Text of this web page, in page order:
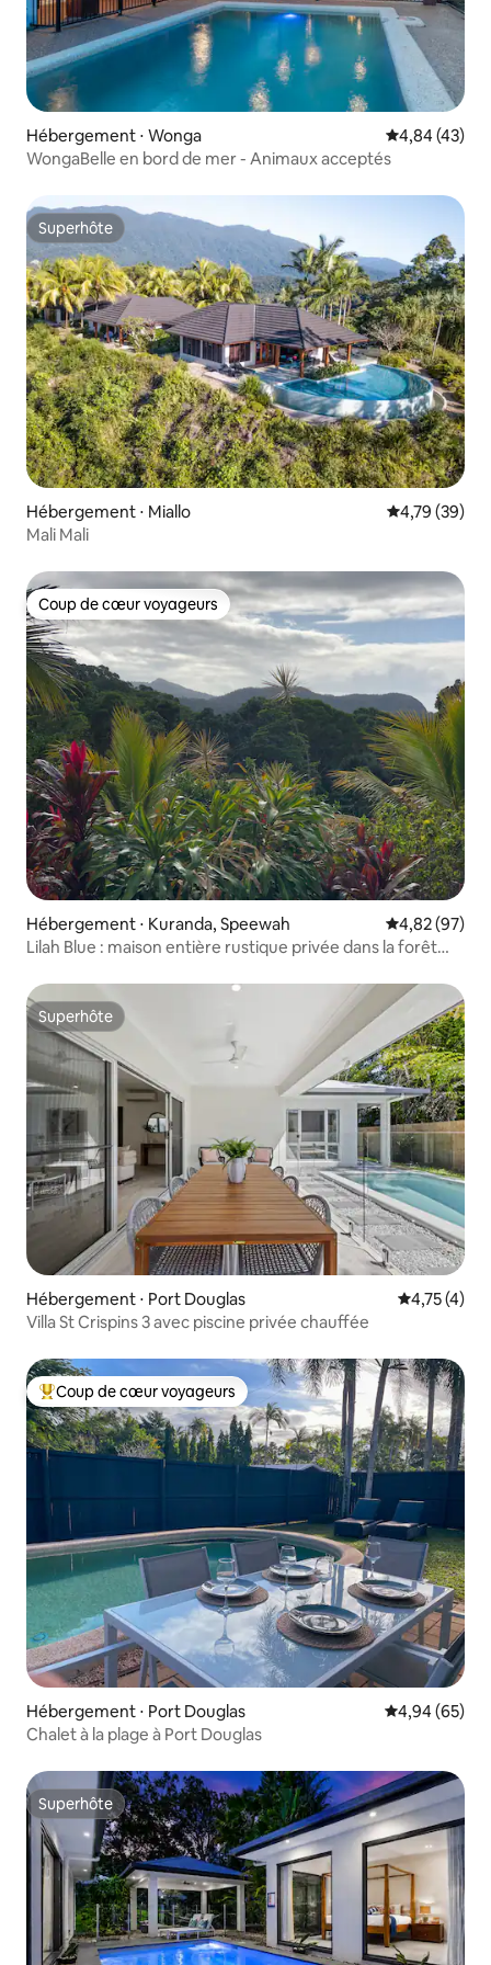
Hébergement ⋅ Wonga Évaluation
4,84 (43)
WongaBelle en bord de mer - Animaux acceptés
Superhôte
Superhôte
Hébergement ⋅ Miallo Évaluation
4,79 (39)
Mali Mali
Coup de cœur voyageurs
Coup de cœur voyageurs
Hébergement ⋅ Kuranda, Speewah Évaluation
4,82 (97)
Lilah Blue : maison entière rustique privée dans la forêt
Superhôte
Superhôte
Hébergement ⋅ Port Douglas Évaluation
4,75 (4)
Villa St Crispins 3 avec piscine privée chauffée
Coups de cœur voyageurs les plus appréciés
Coup de cœur voyageurs
Hébergement ⋅ Port Douglas Évaluation
4,94 (65)
Chalet à la plage à Port Douglas
Superhôte
Superhôte